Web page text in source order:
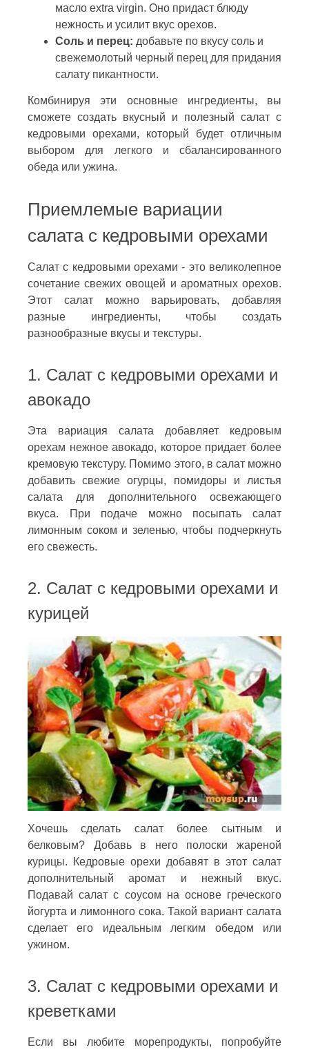
масло extra virgin. Оно придаст блюду
нежность и усилит вкус орехов.
Соль и перец: добавьте по вкусу соль и
свежемолотый черный перец для придания
салату пикантности.
Комбинируя эти основные ингредиенты, вы
сможете создать вкусный и полезный салат с
кедровыми орехами, который будет отличным
выбором для легкого и сбалансированного
обеда или ужина.
Приемлемые вариации
салата с кедровыми орехами
Салат с кедровыми орехами - это великолепное
сочетание свежих овощей и ароматных орехов.
Этот салат можно варьировать, добавляя
разные ингредиенты, чтобы создать
разнообразные вкусы и текстуры.
1. Салат с кедровыми орехами и
авокадо
Эта вариация салата добавляет кедровым
орехам нежное авокадо, которое придает более
кремовую текстуру. Помимо этого, в салат можно
добавить свежие огурцы, помидоры и листья
салата для дополнительного освежающего
вкуса. При подаче можно посыпать салат
лимонным соком и зеленью, чтобы подчеркнуть
его свежесть.
2. Салат с кедровыми орехами и
курицей
Хочешь сделать салат более сытным и
белковым? Добавь в него полоски жареной
курицы. Кедровые орехи добавят в этот салат
дополнительный аромат и нежный вкус.
Подавай салат с соусом на основе греческого
йогурта и лимонного сока. Такой вариант салата
сделает его идеальным легким обедом или
ужином.
3. Салат с кедровыми орехами и
креветками
Если вы любите морепродукты, попробуйте